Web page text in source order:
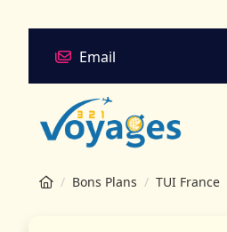
Email
Bons Plans TUI France